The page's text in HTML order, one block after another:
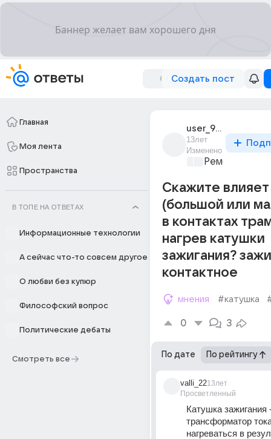
Создать пост
Главная
Моя лента
Пространства
В ТОПЕ НА ОТВЕТАХ
Информационные технологии
А сейчас что-то совсем другое
О любви без купюр
Философский вопрос
Политические дебаты
Смотреть все
user_99559768
13лет
Изменено
Ремонт и
Скажите влияет
(большой или
в контактах
нагрев катушки
зажигания?
контактное
мнения #катушка
0 3
По дате По рейтингу
valli_22
Просветленный
13лет
Катушка зажигания
трансформатор
нагреваться в